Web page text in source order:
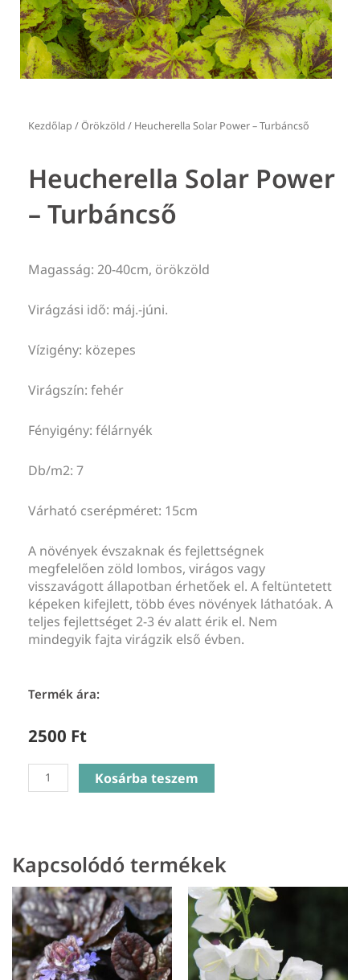
Kezdőlap /Örökzöld / Heucherella Solar Power – Turbáncső
Heucherella Solar Power
– Turbáncső
Magasság: 20-40cm, örökzöld
Virágzási idő: máj.-júni.
Vízigény: közepes
Virágszín: fehér
Fényigény: félárnyék
Db/m2: 7
Várható cserépméret: 15cm
A növények évszaknak és fejlettségnek
megfelelően zöld lombos, virágos vagy
visszavágott állapotban érhetőek el. A feltüntetett
képeken kifejlett, több éves növények láthatóak. A
teljes fejlettséget 2-3 év alatt érik el. Nem
mindegyik fajta virágzik első évben.
Termék ára:
2500 Ft
Heucherella
Solar
mennyiség
Kosárba teszem
Kapcsolódó termékek